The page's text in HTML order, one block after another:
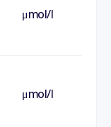
μmol/l
μmol/l